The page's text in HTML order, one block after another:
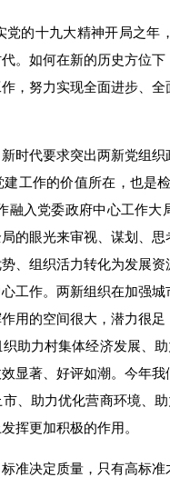
的十九大精神开局之年
。如何在新的历史方位
，努力实现全面进步、
代要求突出两新党组织
工作的价值所在，也是
融入党委政府中心工作大
的眼光来审视、谋划、
、组织活力转化为发展
工作。两新组织在加强
用的空间很大，潜力很
助力村集体经济发展、
显著、好评如潮。今年
、助力优化营商环境、助
挥更加积极的作用。
决定质量，只有高标准